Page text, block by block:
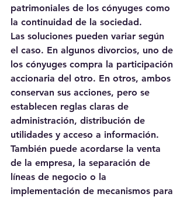
patrimoniales de los cónyuges como
la continuidad de la sociedad.
Las soluciones pueden variar según
el caso. En algunos divorcios, uno de
los cónyuges compra la participación
accionaria del otro. En otros, ambos
conservan sus acciones, pero se
establecen reglas claras de
administración, distribución de
utilidades y acceso a información.
También puede acordarse la venta
de la empresa, la separación de
líneas de negocio o la
implementación de mecanismos para